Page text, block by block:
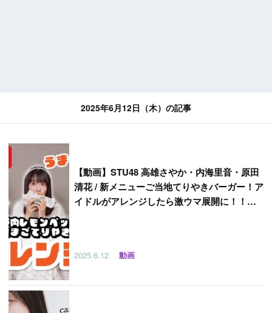
2025年6月12日（木）の記事
【動画】STU48 高雄さやか・内海里音・原田
清花 / 新メニューご当地てりやきバーガー！ア
イドルがアレンジしたら激ウマ展開に！！
2025.6.12 動画